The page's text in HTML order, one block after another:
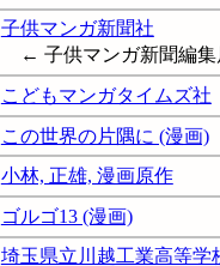
子供マンガ新聞社
← 子供マンガ新聞編集
こどもマンガタイムズ社
この世界の片隅に (漫画)
小林, 正雄, 漫画原作
ゴルゴ13 (漫画)
埼玉県立川越工業高等学